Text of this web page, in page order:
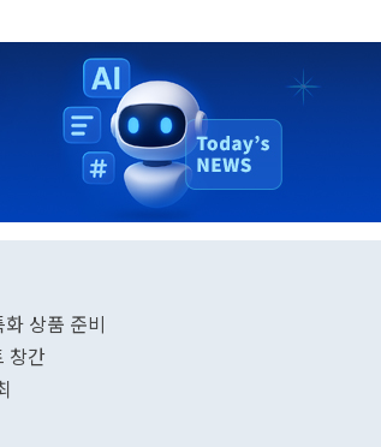
상품 준비
창간